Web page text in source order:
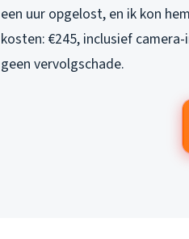
een uur opgelost, en ik kon
kosten: €245, inclusief
geen vervolgschade.